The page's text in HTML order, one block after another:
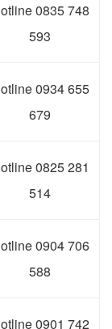
0835 748
593
0934 655
679
0825 281
514
0904 706
588
0901 742